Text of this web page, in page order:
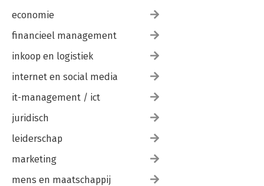
economie
financieel management
inkoop en logistiek
internet en social media
it-management / ict
juridisch
leiderschap
marketing
mens en maatschappij